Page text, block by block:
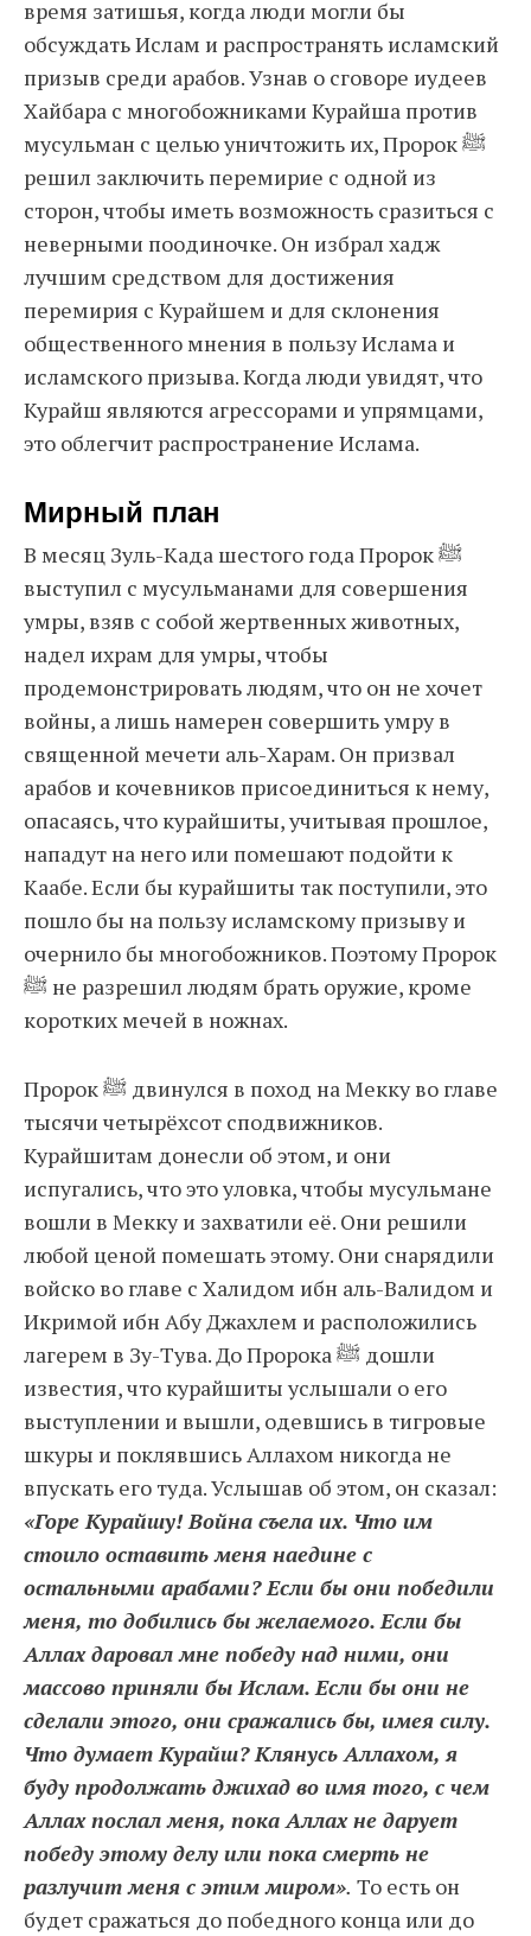
время затишья, когда люди могли бы
обсуждать Ислам и распространять исламский
призыв среди арабов. Узнав о сговоре иудеев
Хайбара с многобожниками Курайша против
мусульман с целью уничтожить их, Пророк ﷺ
решил заключить перемирие с одной из
сторон, чтобы иметь возможность сразиться с
неверными поодиночке. Он избрал хадж
лучшим средством для достижения
перемирия с Курайшем и для склонения
общественного мнения в пользу Ислама и
исламского призыва. Когда люди увидят, что
Курайш являются агрессорами и упрямцами,
это облегчит распространение Ислама.
Мирный план
В месяц Зуль-Када шестого года Пророк ﷺ
выступил с мусульманами для совершения
умры, взяв с собой жертвенных животных,
надел ихрам для умры, чтобы
продемонстрировать людям, что он не хочет
войны, а лишь намерен совершить умру в
священной мечети аль-Харам. Он призвал
арабов и кочевников присоединиться к нему,
опасаясь, что курайшиты, учитывая прошлое,
нападут на него или помешают подойти к
Каабе. Если бы курайшиты так поступили, это
пошло бы на пользу исламскому призыву и
очернило бы многобожников. Поэтому Пророк
ﷺ не разрешил людям брать оружие, кроме
коротких мечей в ножнах.
Пророк ﷺ двинулся в поход на Мекку во главе
тысячи четырёхсот сподвижников.
Курайшитам донесли об этом, и они
испугались, что это уловка, чтобы мусульмане
вошли в Мекку и захватили её. Они решили
любой ценой помешать этому. Они снарядили
войско во главе с Халидом ибн аль-Валидом и
Икримой ибн Абу Джахлем и расположились
лагерем в Зу-Тува. До Пророка ﷺ дошли
известия, что курайшиты услышали о его
выступлении и вышли, одевшись в тигровые
шкуры и поклявшись Аллахом никогда не
впускать его туда. Услышав об этом, он сказал:
«Горе Курайшу! Война съела их. Что им
стоило оставить меня наедине с
остальными арабами? Если бы они победили
меня, то добились бы желаемого. Если бы
Аллах даровал мне победу над ними, они
массово приняли бы Ислам. Если бы они не
сделали этого, они сражались бы, имея силу.
Что думает Курайш? Клянусь Аллахом, я
буду продолжать джихад во имя того, с чем
Аллах послал меня, пока Аллах не дарует
победу этому делу или пока смерть не
разлучит меня с этим миром». То есть он
будет сражаться до победного конца или до